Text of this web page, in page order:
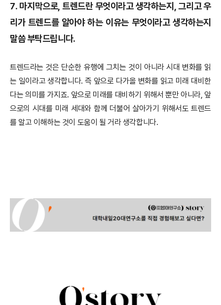
7. 마지막으로, 트렌드란 무엇이라고 생각하는지, 그리고 우
리가 트렌드를 알아야 하는 이유는 무엇이라고 생각하는지
말씀 부탁드립니다.
트렌드라는 것은 단순한 유행에 그치는 것이 아니라 시대 변화를 읽
는 일이라고 생각합니다. 즉 앞으로 다가올 변화를 읽고 미래 대비한
다는 의미를 가지죠. 앞으로 미래를 대비하기 위해서 뿐만 아니라, 앞
으로의 시대를 미래 세대와 함께 더불어 살아가기 위해서도 트렌드
를 알고 이해하는 것이 도움이 될 거라 생각합니다.